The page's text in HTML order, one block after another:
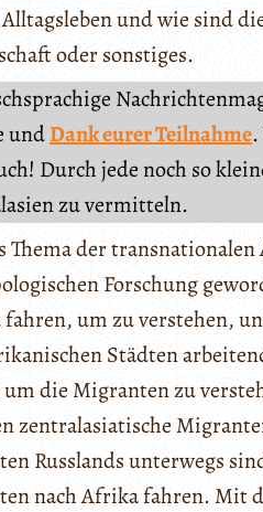
und wie sind
oder sonstiges.
undDank eurer Teilnahme
Durch jede noch so
zu vermitteln.
Thema der
Forschung
um zu verstehen,
Städten
die Migranten zu
zentralasiatische
Russlands unterwegs
nach Afrika fahren. Mit